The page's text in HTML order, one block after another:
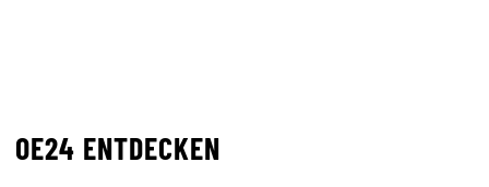
OE24 ENTDECKEN